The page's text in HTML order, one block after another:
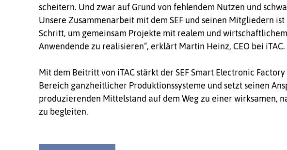
scheitern. Und zwar auf Grund von fehlendem Nutzen und
Unsere Zusammenarbeit mit dem SEF und seinen Mitgliedern
Schritt, um gemeinsam Projekte mit realem und
Anwendende zu realisieren“, erklärt Martin Heinz, CEO bei iTAC.
Mit dem Beitritt von iTAC stärkt der SEF Smart Electronic
Bereich ganzheitlicher Produktionssysteme und setzt seinen
produzierenden Mittelstand auf dem Weg zu einer wirksamen,
zu begleiten.